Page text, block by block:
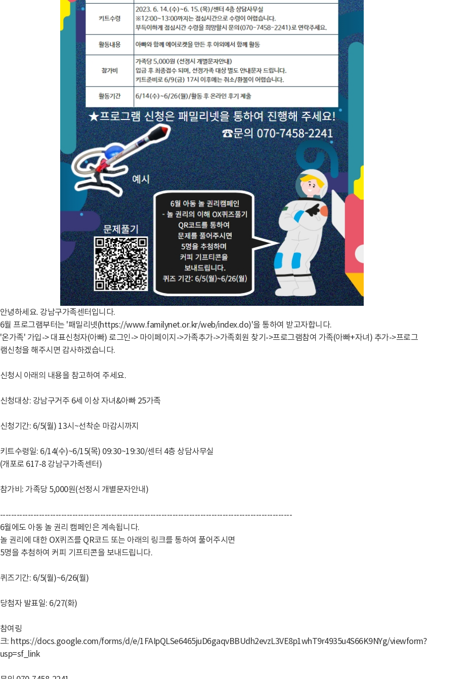
안녕하세요. 강남구가족센터입니다.
6월 프로그램부터는 '패밀리넷(https://www.familynet.or.kr/web/index.do)'을 통하여 받고자합니다.
'온가족' 가입-> 대표신청자(아빠) 로그인-> 마이페이지->가족추가->가족회원 찾기->프로그램참여 가족(아빠+자녀) 추가->프로그
램신청을 해주시면 감사하겠습니다.
신청시 아래의 내용을 참고하여 주세요.
신청대상: 강남구거주 6세 이상 자녀&아빠 25가족
신청기간: 6/5(월) 13시~선착순 마감시까지
키트수령일: 6/14(수)~6/15(목) 09:30~19:30/센터 4층 상담사무실
(개포로 617-8 강남구가족센터)
참가비: 가족당 5,000원(선정시 개별문자안내)
---------------------------------------------------------------------------------------------------------
6월에도 아동 놀 권리 캠페인은 계속됩니다.
놀 권리에 대한 OX퀴즈를 QR코드 또는 아래의 링크를 통하여 풀어주시면
5명을 추첨하여 커피 기프티콘을 보내드립니다.
퀴즈기간: 6/5(월)~6/26(월)
당첨자 발표일: 6/27(화)
참여링
크: https://docs.google.com/forms/d/e/1FAIpQLSe6465juD6gaqvBBUdh2evzL3VE8p1whT9r4935u4S66K9NYg/viewform?
usp=sf_link